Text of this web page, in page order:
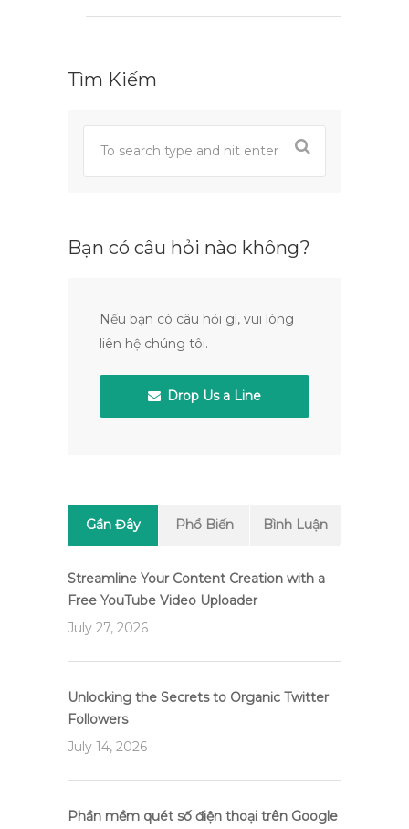
Tìm Kiếm
Bạn có câu hỏi nào không?
Nếu bạn có câu hỏi gì, vui lòng
liên hệ chúng tôi.
Drop Us a Line
Gần Đây Phổ Biến Bình Luận
Streamline Your Content Creation with a
Free YouTube Video Uploader
July 27, 2026
Unlocking the Secrets to Organic Twitter
Followers
July 14, 2026
Phần mềm quét số điện thoại trên Google